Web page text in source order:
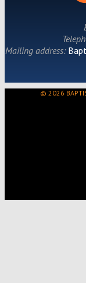
Mailing address:
© 2026